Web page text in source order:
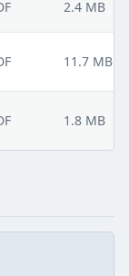
2.4 MB
11.7 MB
1.8 MB